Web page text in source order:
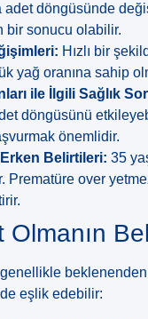
adet döngüsünde
bir sonucu olabilir.
Hızlı bir
yağ oranına sahip
ile İlgili Sağlık
döngüsünü
önemlidir.
Belirtileri: 35
Prematüre over
Olmanın
eşlik edebilir: